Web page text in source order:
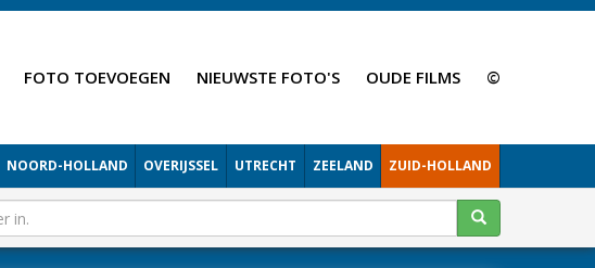
FOTO TOEVOEGEN NIEUWSTE FOTO'S OUDE FILMS ©
NOORD-HOLLAND OVERIJSSEL UTRECHT ZEELAND ZUID-HOLLAND